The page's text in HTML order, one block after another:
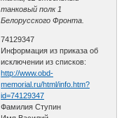
танковый полк 1
Белорусского Фронта.
74129347
Информация из приказа об
исключении из списков:
http://www.obd-
memorial.ru/html/info.htm?
id=74129347
Фамилия Ступин